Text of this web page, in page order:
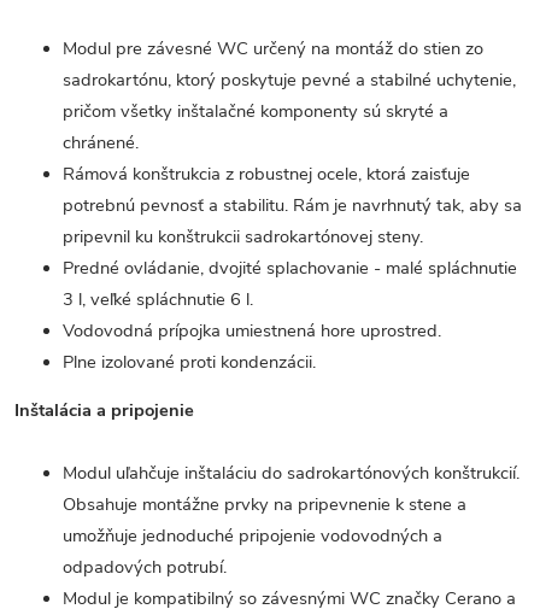
Modul pre závesné WC určený na montáž do stien zo
sadrokartónu, ktorý poskytuje pevné a stabilné uchytenie,
pričom všetky inštalačné komponenty sú skryté a
chránené.
Rámová konštrukcia z robustnej ocele, ktorá zaisťuje
potrebnú pevnosť a stabilitu. Rám je navrhnutý tak, aby sa
pripevnil ku konštrukcii sadrokartónovej steny.
Predné ovládanie, dvojité splachovanie - malé spláchnutie
3 l, veľké spláchnutie 6 l.
Vodovodná prípojka umiestnená hore uprostred.
Plne izolované proti kondenzácii.
Inštalácia a pripojenie
Modul uľahčuje inštaláciu do sadrokartónových konštrukcií.
Obsahuje montážne prvky na pripevnenie k stene a
umožňuje jednoduché pripojenie vodovodných a
odpadových potrubí.
Modul je kompatibilný so závesnými WC značky Cerano a